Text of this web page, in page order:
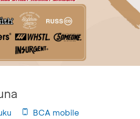
BCA mobile